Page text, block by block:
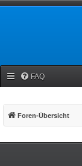
FAQ
Foren-Übersicht